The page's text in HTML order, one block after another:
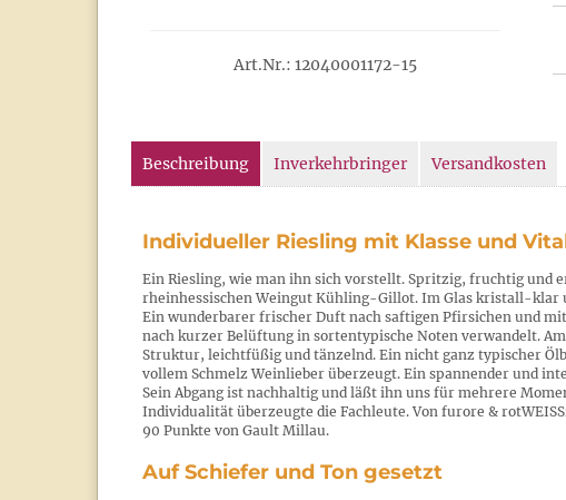
Art.Nr.: 12040001172-15
Beschreibung Inverkehrbringer Versandkosten
Individueller Riesling mit Klasse und
Ein Riesling, wie man ihn sich vorstellt. Spritzig, fruchtig und
rheinhessischen Weingut Kühling-Gillot. Im Glas kristall-klar
Ein wunderbarer frischer Duft nach saftigen Pfirsichen und
nach kurzer Belüftung in sortentypische Noten verwandelt.
Struktur, leichtfüßig und tänzelnd. Ein nicht ganz typischer
vollem Schmelz Weinlieber überzeugt. Ein spannender und
Sein Abgang ist nachhaltig und läßt ihn uns für mehrere
Individualität überzeugte die Fachleute. Von furore &
90 Punkte von Gault Millau.
Auf Schiefer und Ton gesetzt